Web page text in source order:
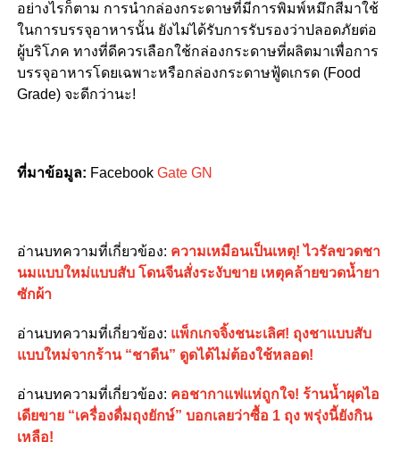
อย่างไรก็ตาม การนำกล่องกระดาษที่มีการพิมพ์หมึกสีมาใช้
ในการบรรจุอาหารนั้น ยังไม่ได้รับการรับรองว่าปลอดภัยต่อ
ผู้บริโภค ทางที่ดีควรเลือกใช้กล่องกระดาษที่ผลิตมาเพื่อการ
บรรจุอาหารโดยเฉพาะหรือกล่องกระดาษฟู้ดเกรด (Food
Grade) จะดีกว่านะ!
ที่มาข้อมูล: Facebook Gate GN
อ่านบทความที่เกี่ยวข้อง: ความเหมือนเป็นเหตุ! ไวรัลขวดชา
นมแบบใหม่แบบสับ โดนจีนสั่งระงับขาย เหตุคล้ายขวดน้ำยา
ซักผ้า
อ่านบทความที่เกี่ยวข้อง: แพ็กเกจจิ้งชนะเลิศ! ถุงชาแบบสับ
แบบใหม่จากร้าน “ชาดีน” ดูดได้ไม่ต้องใช้หลอด!
อ่านบทความที่เกี่ยวข้อง: คอชากาแฟแห่ถูกใจ! ร้านน้ำผุดไอ
เดียขาย “เครื่องดื่มถุงยักษ์” บอกเลยว่าซื้อ 1 ถุง พรุ่งนี้ยังกิน
เหลือ!